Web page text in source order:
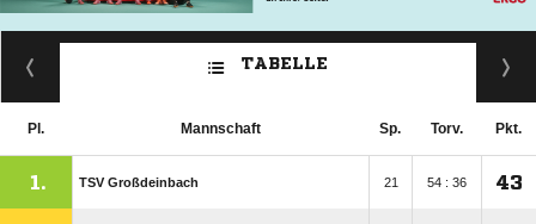
TABELLE
Pl. Mannschaft Sp. Torv. Pkt.
1. TSV Großdeinbach 21 54 : 36 43